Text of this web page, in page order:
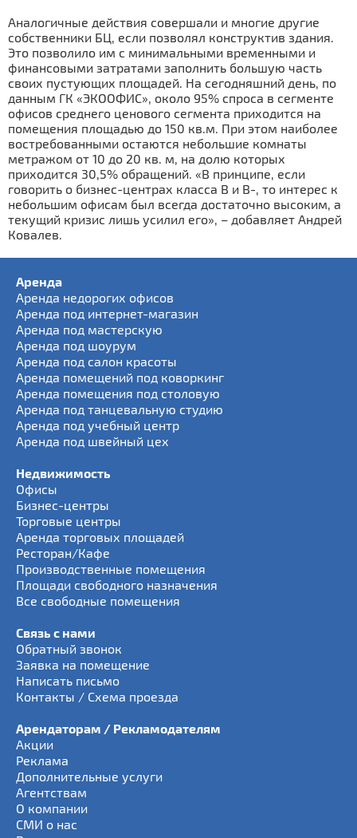
Аналогичные действия совершали и многие другие
собственники БЦ, если позволял конструктив здания.
Это позволило им с минимальными временными и
финансовыми затратами заполнить большую часть
своих пустующих площадей. На сегодняшний день, по
данным ГК «ЭКООФИС», около 95% спроса в сегменте
офисов среднего ценового сегмента приходится на
помещения площадью до 150 кв.м. При этом наиболее
востребованными остаются небольшие комнаты
метражом от 10 до 20 кв. м, на долю которых
приходится 30,5% обращений. «В принципе, если
говорить о бизнес-центрах класса В и В-, то интерес к
небольшим офисам был всегда достаточно высоким, а
текущий кризис лишь усилил его», – добавляет Андрей
Ковалев.
Аренда
Аренда недорогих офисов
Аренда под интернет-магазин
Аренда под мастерскую
Аренда под шоурум
Аренда под салон красоты
Аренда помещений под коворкинг
Аренда помещения под столовую
Аренда под танцевальную студию
Аренда под учебный центр
Аренда под швейный цех
Недвижимость
Офисы
Бизнес-центры
Торговые центры
Аренда торговых площадей
Ресторан/Кафе
Производственные помещения
Площади свободного назначения
Все свободные помещения
Связь с нами
Обратный звонок
Заявка на помещение
Написать письмо
Контакты / Схема проезда
Арендаторам / Рекламодателям
Акции
Реклама
Дополнительные услуги
Агентствам
О компании
СМИ о нас